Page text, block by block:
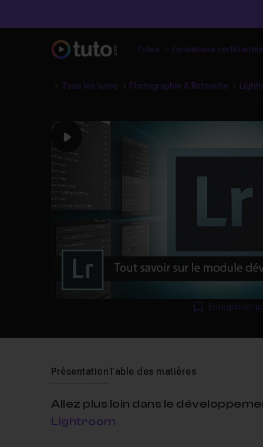
Tutos Formations certifiantes
Tous les tutos Photographie & Retouche
Play
Enregistrer
PrésentationTable des matières
Allez plus loin dans le
Lightroom